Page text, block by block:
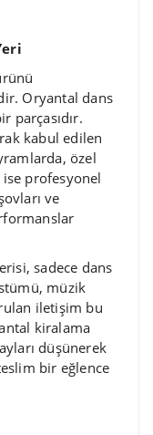
Oryantal dans
parçasıdır.
kabul edilen
özel
profesyonel
ve
sadece dans
müzik
iletişim bu
kiralama
düşünerek
bir eğlence